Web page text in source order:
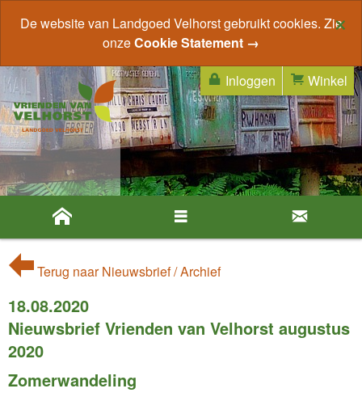
×
De website van Landgoed Velhorst gebruikt cookies. Zie
onzeCookie Statement →
Winkel
Inloggen
Terug naar Nieuwsbrief / Archief
18.08.2020
Nieuwsbrief Vrienden van Velhorst augustus
2020
Zomerwandeling